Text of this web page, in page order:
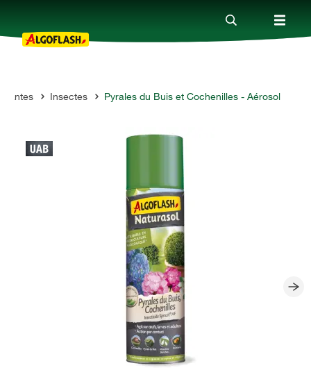
Nos produits
Conseils
Insectes Pyrales du Buis et Cochenilles - Aérosol